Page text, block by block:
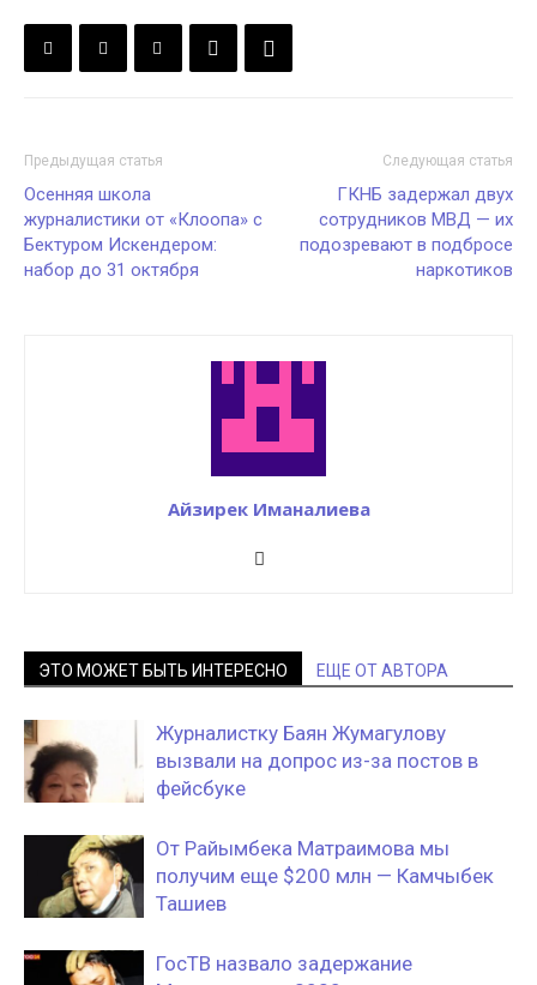
Предыдущая статья
Осенняя школа
журналистики от «Клоопа» с
Бектуром Искендером:
набор до 31 октября
Следующая статья
ГКНБ задержал двух
сотрудников МВД — их
подозревают в подбросе
наркотиков
Айзирек Иманалиева
ЭТО МОЖЕТ БЫТЬ ИНТЕРЕСНО ЕЩЕ ОТ АВТОРА
Журналистку Баян Жумагулову
вызвали на допрос из-за постов в
фейсбуке
От Райымбека Матраимова мы
получим еще $200 млн — Камчыбек
Ташиев
ГосТВ назвало задержание